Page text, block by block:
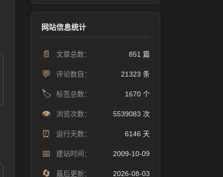
网站信息统计
📄 文章总数： 851 篇
💬 评论数目： 21323 条
🏷️ 标签总数： 1670 个
👁️ 浏览次数： 5539083 次
⏰ 运行天数： 6146 天
📅 建站时间： 2009-10-09
🔄 最后更新： 2026-08-03